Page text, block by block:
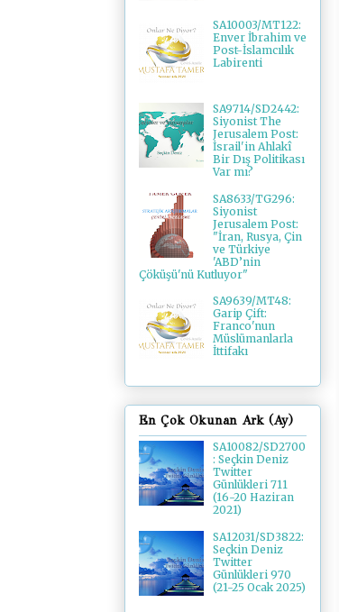
SA10003/MT122:
Enver İbrahim ve
Post-İslamcılık
Labirenti
SA9714/SD2442:
Siyonist The
Jerusalem Post:
İsrail'in Ahlakî
Bir Dış Politikası
Var mı?
SA8633/TG296:
Siyonist
Jerusalem Post:
"İran, Rusya, Çin
ve Türkiye
'ABD’nin
Çöküşü'nü Kutluyor"
SA9639/MT48:
Garip Çift:
Franco'nun
Müslümanlarla
İttifakı
En Çok Okunan Ark (Ay)
SA10082/SD2700
: Seçkin Deniz
Twitter
Günlükleri 711
(16-20 Haziran
2021)
SA12031/SD3822:
Seçkin Deniz
Twitter
Günlükleri 970
(21-25 Ocak 2025)